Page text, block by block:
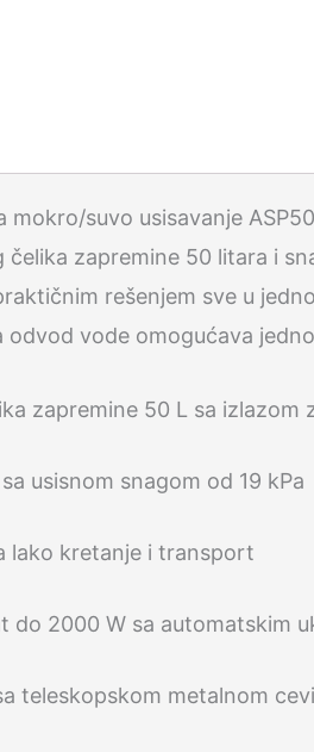
suvo usisavanje
zapremine 50 litara i
rešenjem sve u
vode omogućava
zapremine 50 L sa izlazom
usisnom snagom od 19 kPa
lako kretanje i transport
do 2000 W sa automatskim
teleskopskom metalnom